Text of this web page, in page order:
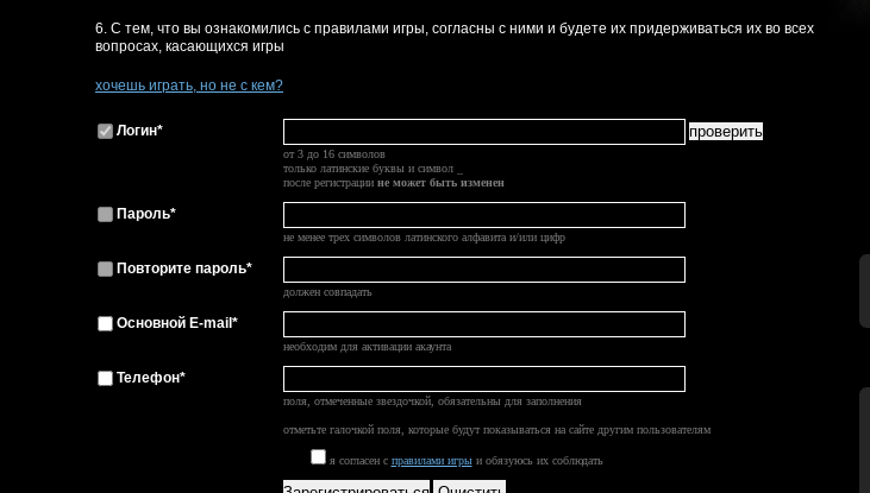
6. С тем, что вы ознакомились с правилами игры, согласны с ними и будете их придерживаться их во всех
вопросах, касающихся игры
хочешь играть, но не с кем?
Логин*
от 3 до 16 символов
только латинские буквы и символ _
после регистрации не может быть изменен
Пароль*
не менее трех символов латинского алфавита и/или цифр
Повторите пароль*
должен совпадать
Основной E-mail*
необходим для активации акаунта
Телефон*
поля, отмеченные звездочкой, обязательны для заполнения
отметьте галочкой поля, которые будут показываться на сайте другим пользователям
я согласен с правилами игрыи обязуюсь их соблюдать